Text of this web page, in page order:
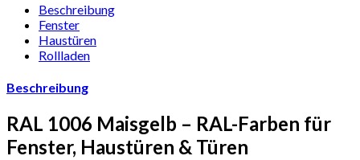
Beschreibung
Fenster
Haustüren
Rollladen
Beschreibung
RAL 1006 Maisgelb – RAL-Farben für
Fenster, Haustüren & Türen